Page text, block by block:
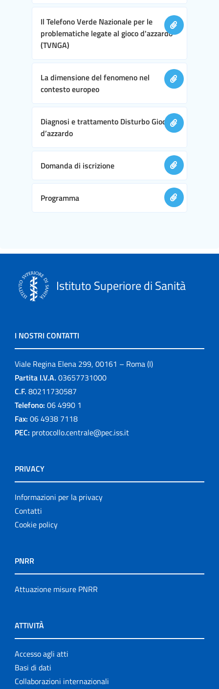
Il Telefono Verde Nazionale per le
problematiche legate al gioco d'azzardo
(TVNGA)
La dimensione del fenomeno nel
contesto europeo
Diagnosi e trattamento Disturbo Gioco
d’azzardo
Domanda di iscrizione
Programma
Istituto Superiore di Sanità
I NOSTRI CONTATTI
Viale Regina Elena 299, 00161 – Roma (I)
Partita I.V.A. 03657731000
C.F. 80211730587
Telefono: 06 4990 1
Fax: 06 4938 7118
PEC: protocollo.centrale@pec.iss.it
PRIVACY
Informazioni per la privacy
Contatti
Cookie policy
PNRR
Attuazione misure PNRR
ATTIVITÀ
Accesso agli atti
Basi di dati
Collaborazioni internazionali